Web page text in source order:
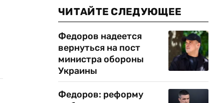
ЧИТАЙТЕ СЛЕДУЮЩЕЕ
Федоров надеется
вернуться на пост
министра обороны
Украины
Федоров: реформу